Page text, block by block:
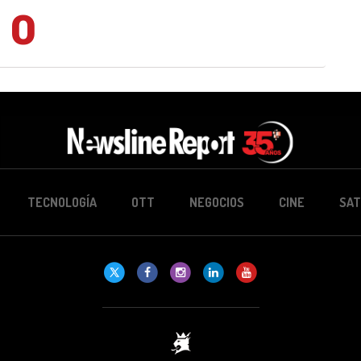
0
TECNOLOGÍA OTT NEGOCIOS CINE